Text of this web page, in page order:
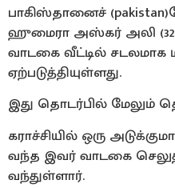
பாகிஸ்தானைச்
ஹுமைரா அஸ்கர் அலி
வாடகை வீட்டில் சடலமாக
ஏற்படுத்தியுள்ளது.
இது தொடர்பில் மேலும்
கராச்சியில் ஒரு
வந்த இவர் வாடகை
வந்துள்ளார்.